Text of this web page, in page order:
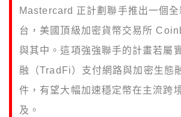
Mastercard 正計劃聯手推出一個
台，美國頂級加密貨幣交易所
與其中。這項強強聯手的計畫若屬
融（TradFi）支付網路與加密生態
件，有望大幅加速穩定幣在主流跨
及。